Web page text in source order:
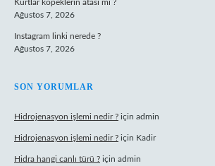
Kurtlar köpeklerin atası mı ?
Ağustos 7, 2026
Instagram linki nerede ?
Ağustos 7, 2026
SON YORUMLAR
Hidrojenasyon işlemi nedir ? için admin
Hidrojenasyon işlemi nedir ? için Kadir
Hidra hangi canlı türü ? için admin